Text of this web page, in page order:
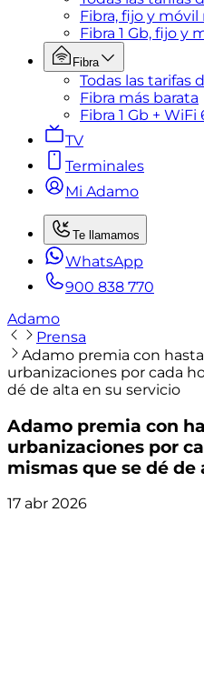
Fibra, fijo y móvil
Fibra 1 Gb, fijo y
Fibra
Todas las tarifas
Fibra más barata
Fibra 1 Gb + WiFi
TV
Terminales
Mi Adamo
Te llamamos
WhatsApp
900 838 770
Adamo
Prensa
Adamo premia con
urbanizaciones por cada
dé de alta en su servicio
Adamo premia con
urbanizaciones por
mismas que se dé
17 abr 2026